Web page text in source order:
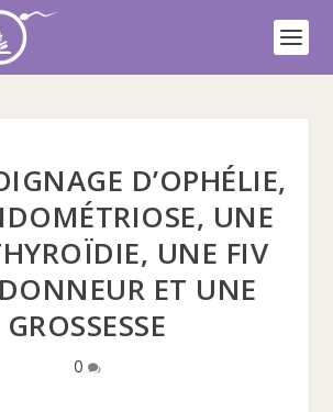
D’OPHÉLIE,
UNE
UNE FIV
ET UNE
GROSSESSE
0